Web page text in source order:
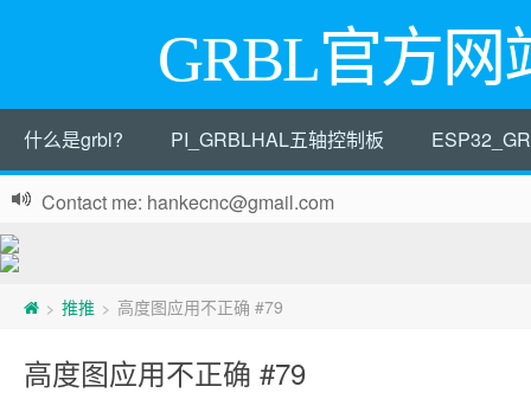
GRBL官方网
什么是grbl? PI_GRBLHAL五轴控制板
Contact me: hankecnc@gmail.com
> 推推 > 高度图应用不正确 #79
高度图应用不正确 #79